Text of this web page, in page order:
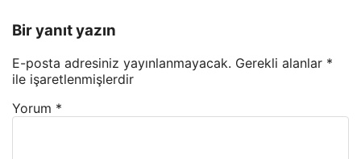
Bir yanıt yazın
E-posta adresiniz yayınlanmayacak. Gerekli alanlar *
ile işaretlenmişlerdir
Yorum *